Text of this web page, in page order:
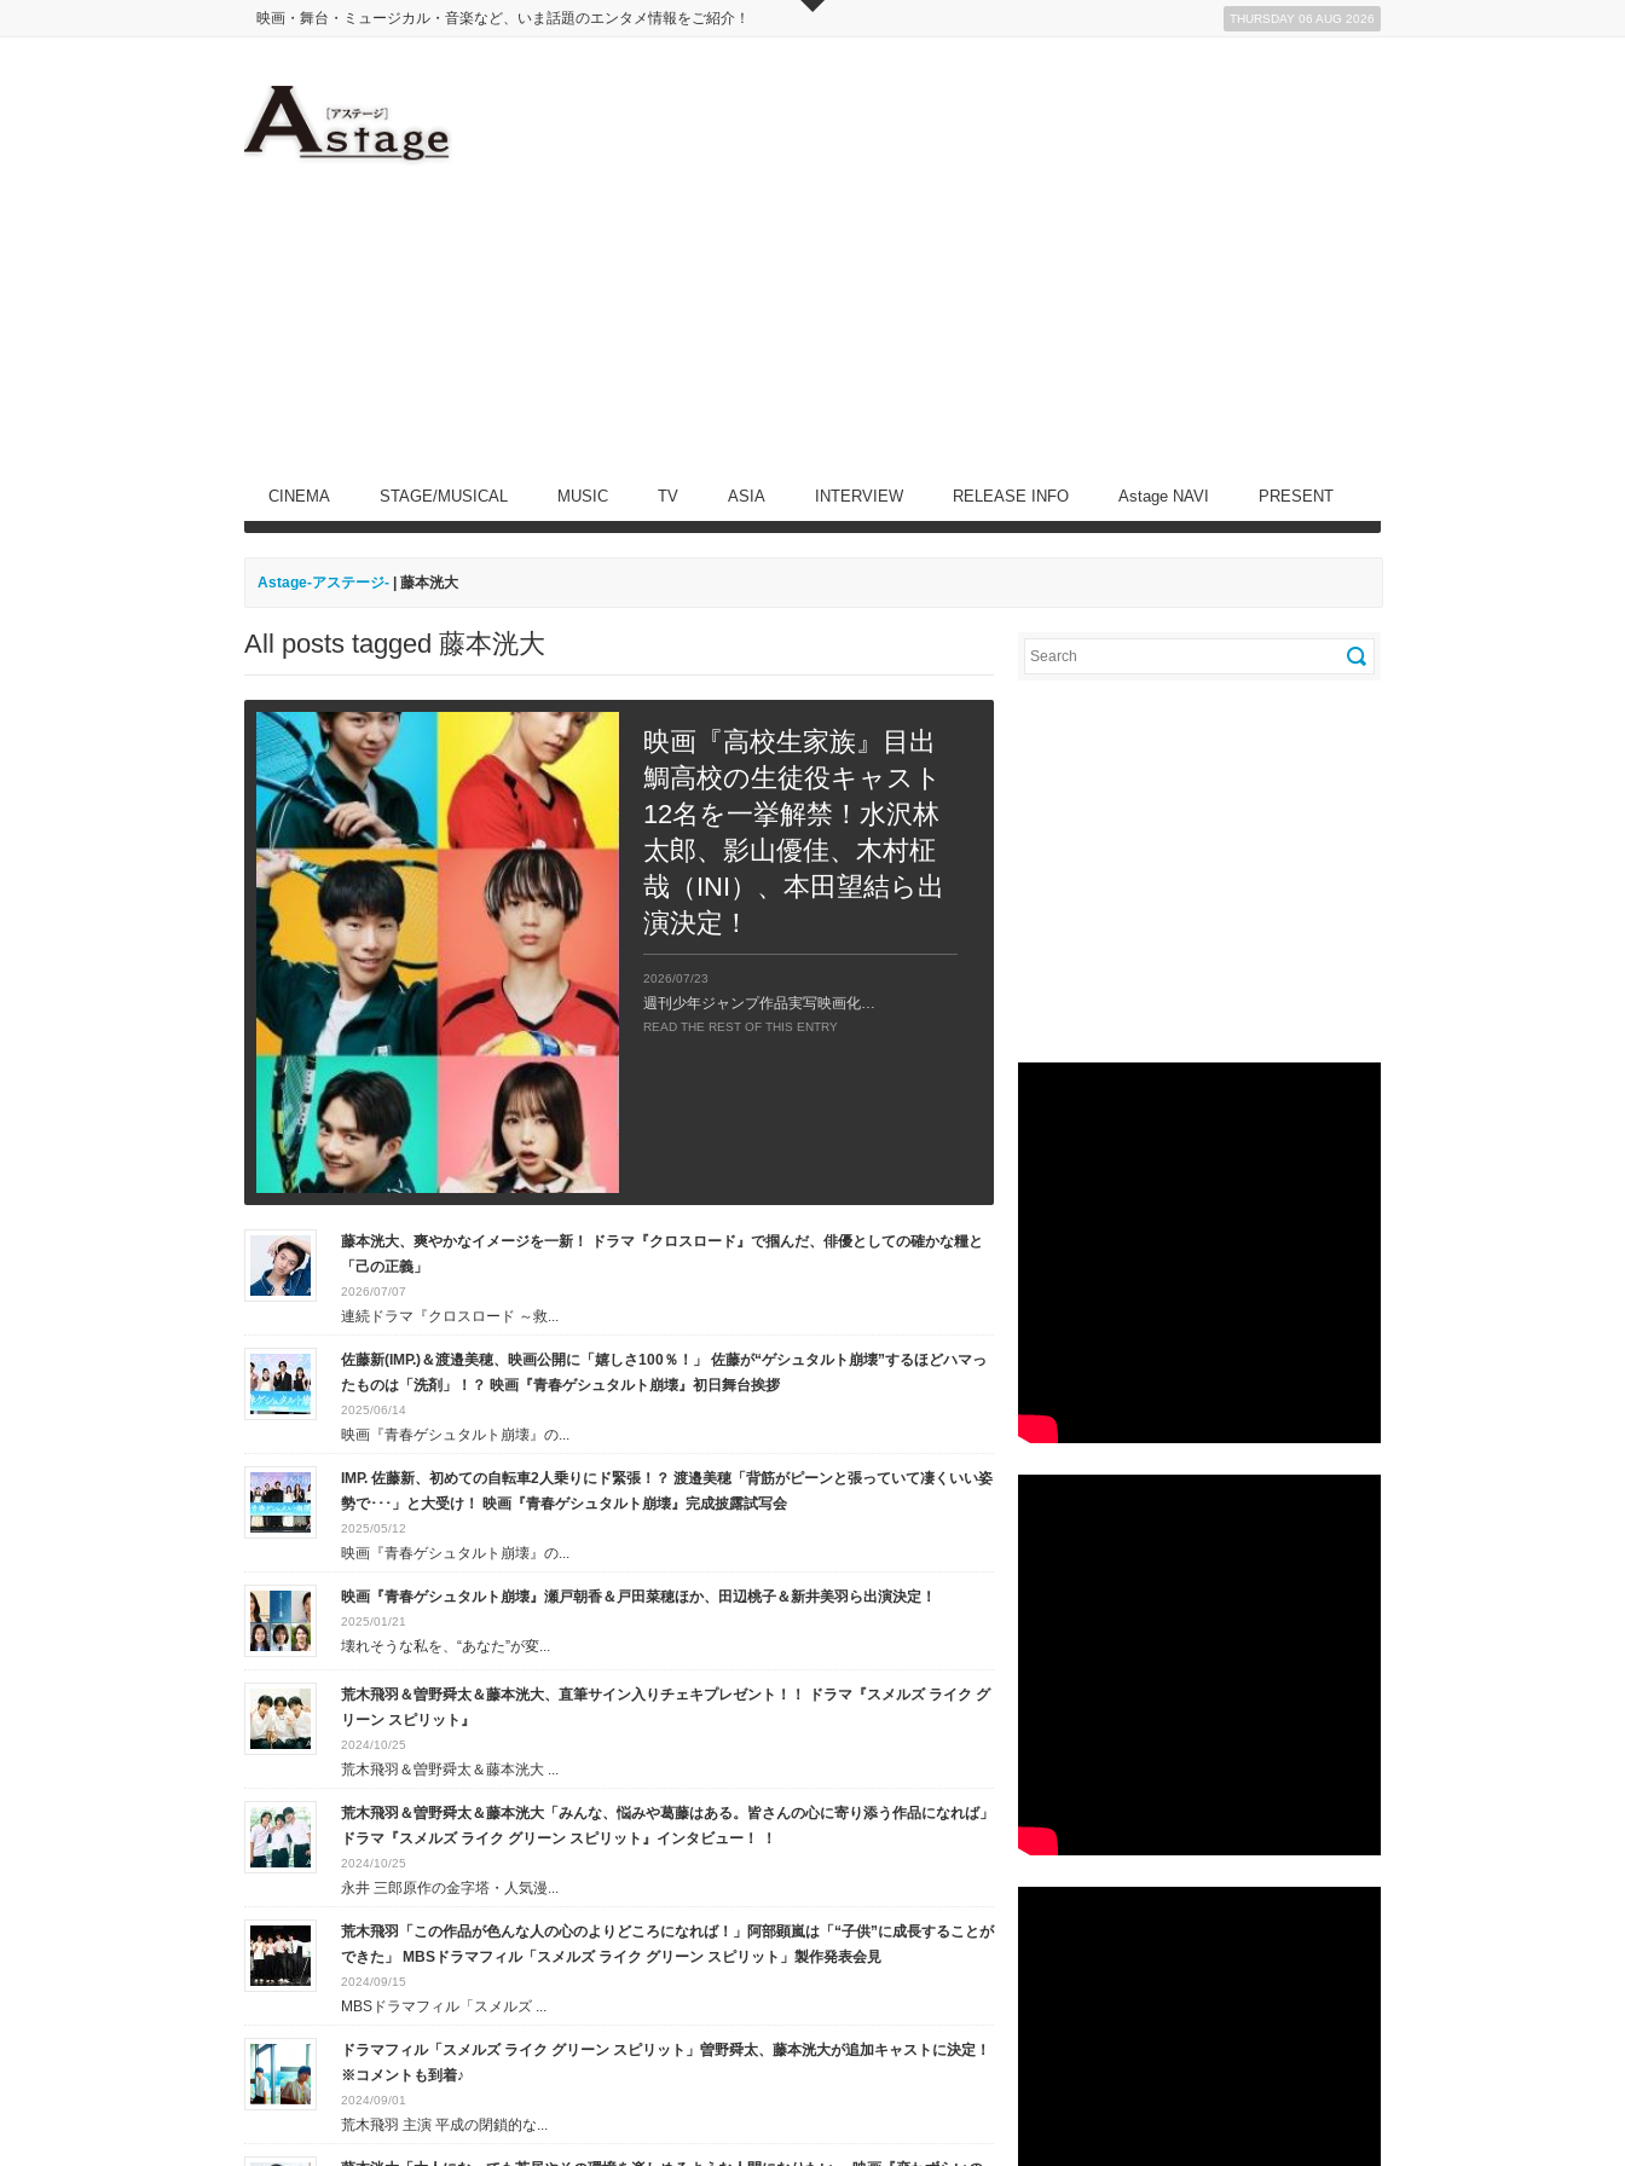
映画・舞台・ミュージカル・音楽など、いま話題のエンタメ情報をご紹介！ THURSDAY 06 AUG 2026
CINEMA STAGE/MUSICAL MUSIC TV ASIA INTERVIEW RELEASE INFO Astage NAVI PRESENT
Astage-アステージ- 藤本洸大
All posts tagged 藤本洸大
映画『高校生家族』目出
鯛高校の生徒役キャスト
12名を一挙解禁！水沢林
太郎、影山優佳、木村柾
哉（INI）、本田望結ら出
演決定！
2026/07/23
週刊少年ジャンプ作品実写映画化…
READ THE REST OF THIS ENTRY
藤本洸大、爽やかなイメージを一新！ ドラマ『クロスロード』で掴んだ、俳優としての確かな糧と
「己の正義」
2026/07/07
連続ドラマ『クロスロード ～救...
佐藤新(IMP.)＆渡邉美穂、映画公開に「嬉しさ100％！」 佐藤が“ゲシュタルト崩壊”するほどハマっ
たものは「洗剤」！？ 映画『青春ゲシュタルト崩壊』初日舞台挨拶
2025/06/14
映画『青春ゲシュタルト崩壊』の...
IMP. 佐藤新、初めての自転車2人乗りにド緊張！？ 渡邉美穂「背筋がピーンと張っていて凄くいい姿
勢で･･･」と大受け！ 映画『青春ゲシュタルト崩壊』完成披露試写会
2025/05/12
映画『青春ゲシュタルト崩壊』の...
映画『青春ゲシュタルト崩壊』瀬戸朝香＆戸田菜穂ほか、田辺桃子＆新井美羽ら出演決定！
2025/01/21
壊れそうな私を、“あなた”が変...
荒木飛羽＆曽野舜太＆藤本洸大、直筆サイン入りチェキプレゼント！！ ドラマ『スメルズ ライク グ
リーン スピリット』
2024/10/25
荒木飛羽＆曽野舜太＆藤本洸大 ...
荒木飛羽＆曽野舜太＆藤本洸大「みんな、悩みや葛藤はある。皆さんの心に寄り添う作品になれば」
ドラマ『スメルズ ライク グリーン スピリット』インタビュー！ ！
2024/10/25
永井 三郎原作の金字塔・人気漫...
荒木飛羽「この作品が色んな人の心のよりどころになれば！」阿部顕嵐は「“子供”に成長することが
できた」 MBSドラマフィル「スメルズ ライク グリーン スピリット」製作発表会見
2024/09/15
MBSドラマフィル「スメルズ ...
ドラマフィル「スメルズ ライク グリーン スピリット」曽野舜太、藤本洸大が追加キャストに決定！
※コメントも到着♪
2024/09/01
荒木飛羽 主演 平成の閉鎖的な...